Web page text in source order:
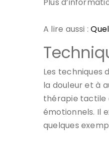
A lire aussi :
Les techniques
la douleur et à
thérapie tactile
émotionnels. Il
quelques